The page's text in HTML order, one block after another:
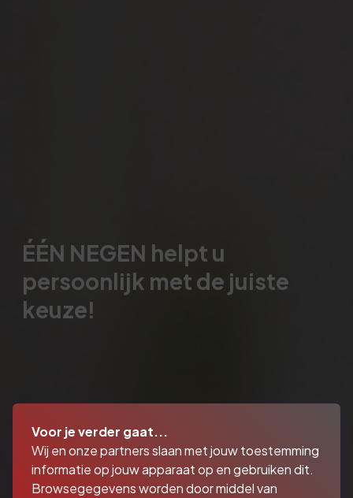
ÉÉN NEGEN helpt u
persoonlijk met de juiste
keuze!
Voor je verder gaat...
Wij en onze partners slaan met jouw toestemming
informatie op jouw apparaat op en gebruiken dit.
Browsegegevens worden door middel van